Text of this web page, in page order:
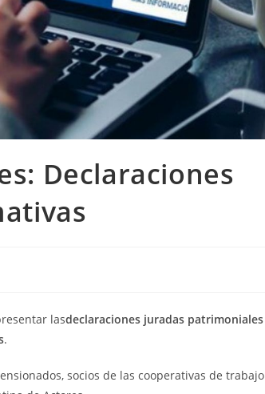
Declaraciones
lasdeclaraciones juradas patrimoniales
.
socios de las cooperativas de trabajo